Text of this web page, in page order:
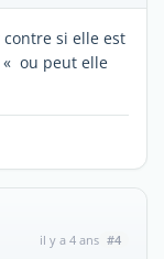
si elle est
« ou peut elle
il y a 4 ans #4